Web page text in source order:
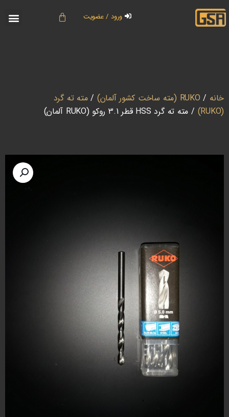
ورود / عضویت
خانه / RUKO (مته ساخت کشور آلمان) /مته ته گرد
(RUKO)
/ مته ته گرد HSS قطر 3.1 روکو (RUKO آلمان)